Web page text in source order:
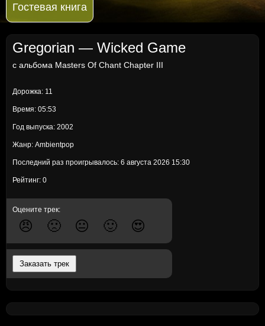
Гостевая книга
Gregorian — Wicked Game
с альбома Masters Of Chant Chapter III
Дорожка: 11
Время: 05:53
Год выпуска: 2002
Жанр: Ambientpop
Последний раз проигрывалось: 6 августа 2026 15:30
Рейтинг: 0
Оцените трек:
😠 🙁 😐 🙂 😍
Заказать трек